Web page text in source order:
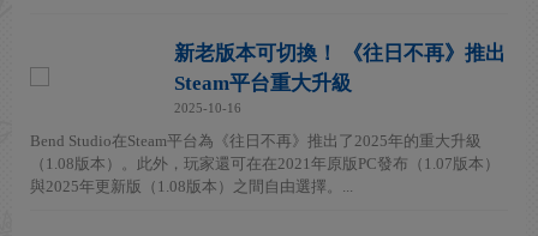
新老版本可切換！ 《往日不再》推出
Steam平台重大升級
2025-10-16
Bend Studio在Steam平台為《往日不再》推出了2025年的重大升級
（1.08版本）。此外，玩家還可在在2021年原版PC發布（1.07版本）
與2025年更新版（1.08版本）之間自由選擇。...